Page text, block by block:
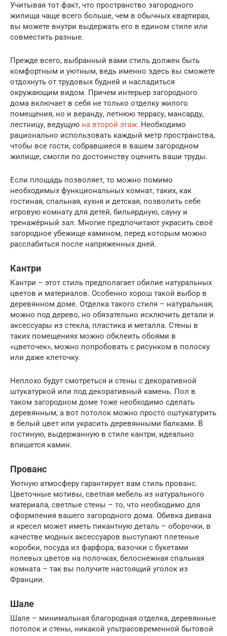
Учитывая тот факт, что пространство загородного
жилища чаще всего больше, чем в обычных квартирах,
вы можете внутри выдержать его в едином стиле или
совместить разные.
Прежде всего, выбранный вами стиль должен быть
комфортным и уютным, ведь именно здесь вы сможете
отдохнуть от трудовых будней и насладиться
окружающим видом. Причем интерьер загородного
дома включает в себя не только отделку жилого
помещения, но и веранду, летнюю террасу, мансарду,
лестницу, ведущую на второй этаж. Необходимо
рационально использовать каждый метр пространства,
чтобы все гости, собравшиеся в вашем загородном
жилище, смогли по достоинству оценить ваши труды.
Если площадь позволяет, то можно помимо
необходимых функциональных комнат, таких, как
гостиная, спальная, кухня и детская, позволить себе
игровую комнату для детей, бильярдную, сауну и
тренажёрный зал. Многие предпочитают украсить своё
загородное убежище камином, перед которым можно
расслабиться после напряженных дней.
Кантри
Кантри – этот стиль предполагает обилие натуральных
цветов и материалов. Особенно хорош такой выбор в
деревянном доме. Отделка такого стиля – натуральная,
можно под дерево, но обязательно исключить детали и
аксессуары из стекла, пластика и металла. Стены в
таких помещениях можно обклеить обоями в
«цветочек», можно попробовать с рисунком в полоску
или даже клеточку.
Неплохо будут смотреться и стены с декоративной
штукатуркой или под декоративный камень. Пол в
таком загородном доме тоже необходимо сделать
деревянным, а вот потолок можно просто оштукатурить
в белый цвет или украсить деревянными балками. В
гостиную, выдержанную в стиле кантри, идеально
впишется камин.
Прованс
Уютную атмосферу гарантирует вам стиль прованс.
Цветочные мотивы, светлая мебель из натурального
материала, светлые стены – то, что необходимо для
оформления вашего загородного дома. Обивка дивана
и кресел может иметь пикантную деталь – оборочки, в
качестве модных аксессуаров выступают плетеные
коробки, посуда из фарфора, вазочки с букетами
полевых цветов на полочках, белоснежная спальная
комната – так вы получите настоящий уголок из
Франции.
Шале
Шале – минимальная благородная отделка, деревянные
потолок и стены, никакой ультрасовременной бытовой